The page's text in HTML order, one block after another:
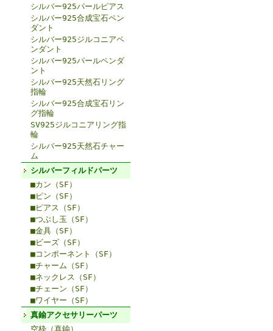
シルバー925パールピアス
シルバー925合成宝石ペン
ダント
シルバー925ジルコニアペ
ンダント
シルバー925パールペンダ
ント
シルバー925天然石リング
指輪
シルバー925合成宝石リン
グ指輪
SV925ジルコニアリング指
輪
シルバー925天然石チャー
ム
シルバーフィルドパーツ
■カン（SF）
■ピン（SF）
■ピアス（SF）
■つぶし玉（SF）
■金具（SF）
■ビーズ（SF）
■コンポーネント（SF）
■チャーム（SF）
■ネックレス（SF）
■チェーン（SF）
■ワイヤー（SF）
真鍮アクセサリーパーツ
空枠（真鍮）